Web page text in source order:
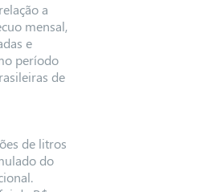
a
mensal,
e
período
de
de litros
do